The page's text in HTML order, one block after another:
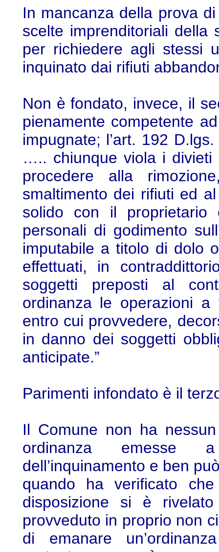
In mancanza della prova
scelte imprenditoriali della
per richiedere agli stessi
inquinato dai rifiuti
Non è fondato, invece, il
pienamente competente
impugnate; l’art. 192
….. chiunque viola i
procedere alla
smaltimento dei rifiuti ed
solido con il
personali di godimento
imputabile a titolo di dolo
effettuati, in
soggetti preposti al
ordinanza le operazioni
entro cui provvedere,
in danno dei soggetti
anticipate.”
Parimenti infondato è il
Il Comune non ha
ordinanza emesse
dell’inquinamento e ben
quando ha verificato
disposizione si è
provveduto in proprio non
di emanare